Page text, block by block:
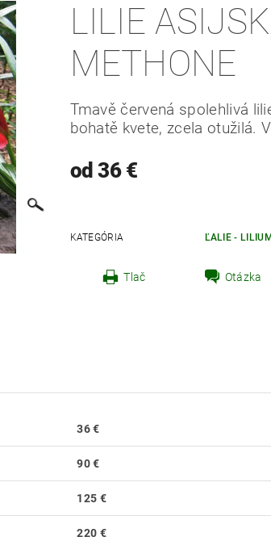
LILIE
METHONE
Tmavě červená spolehlivá
bohatě kvete, zcela otužilá.
od 36 €
KATEGÓRIA ĽALIE - LILIUM
Tlač Otázka
36 €
90 €
125 €
220 €